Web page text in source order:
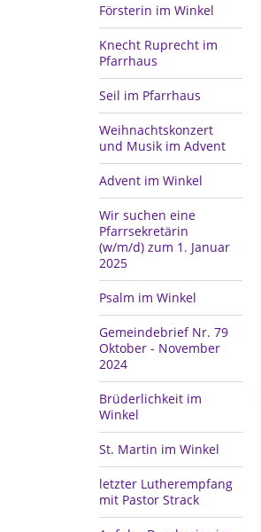
Försterin im Winkel
Knecht Ruprecht im
Pfarrhaus
Seil im Pfarrhaus
Weihnachtskonzert
und Musik im Advent
Advent im Winkel
Wir suchen eine
Pfarrsekretärin
(w/m/d) zum 1. Januar
2025
Psalm im Winkel
Gemeindebrief Nr. 79
Oktober - November
2024
Brüderlichkeit im
Winkel
St. Martin im Winkel
letzter Lutherempfang
mit Pastor Strack